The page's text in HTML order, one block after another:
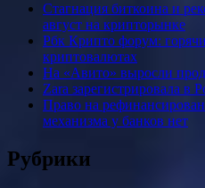
Стагнация биткоина и
август на крипторынке
Рбк Крипто форум:
криптовалютах
На «Авито» выросли
Zara зарегистрировала в
Право на
механизма у банков нет
Рубрики